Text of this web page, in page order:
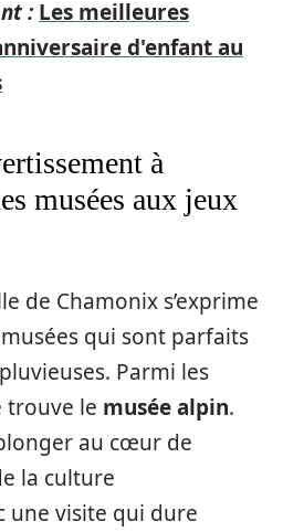
: Les meilleures
d'enfant au
à
musées aux jeux
de Chamonix s’exprime
qui sont parfaits
Parmi les
trouve le musée alpin.
au cœur de
la culture
une visite qui dure